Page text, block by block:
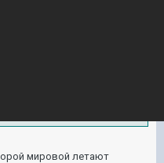
мировой летают